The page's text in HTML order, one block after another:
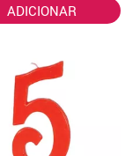
ADICIONAR